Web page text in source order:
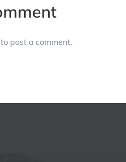
to post a comment.